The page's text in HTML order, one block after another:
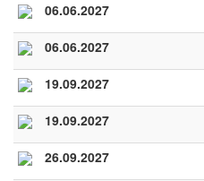
06.06.2027
06.06.2027
19.09.2027
19.09.2027
26.09.2027